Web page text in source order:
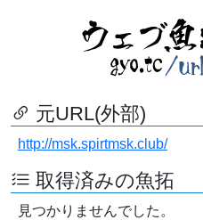
元URL(外部)
http://msk.spirtmsk.club/
取得済みの魚拓
見つかりませんでした。